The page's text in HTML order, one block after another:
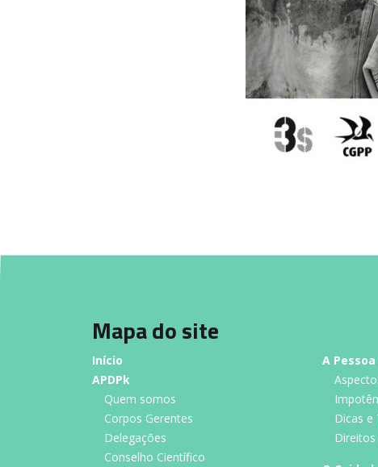
Mapa do site
Início
APDPk
Quem somos
Corpos Gerentes
Delegações
Conselho Científico
A
Dicas e